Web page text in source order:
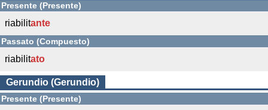
Presente (Presente)
riabilitante
Passato (Compuesto)
riabilitato
Gerundio (Gerundio)
Presente (Presente)